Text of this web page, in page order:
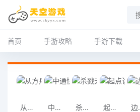
首页 手游攻略 手游下载
从方舟开始进化2安卓版 中通快运手机版下载 杀戮天使手机版下载 起点读书手机版 边境